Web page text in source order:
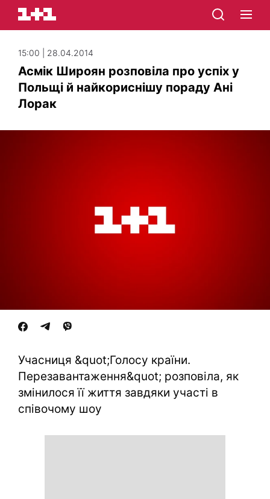
15:00 | 28.04.2014
Асмік Широян розповіла про успіх у
Польщі й найкориснішу пораду Ані
Лорак
Учасниця &quot;Голосу країни.
Перезавантаження&quot; розповіла, як
змінилося її життя завдяки участі в
співочому шоу